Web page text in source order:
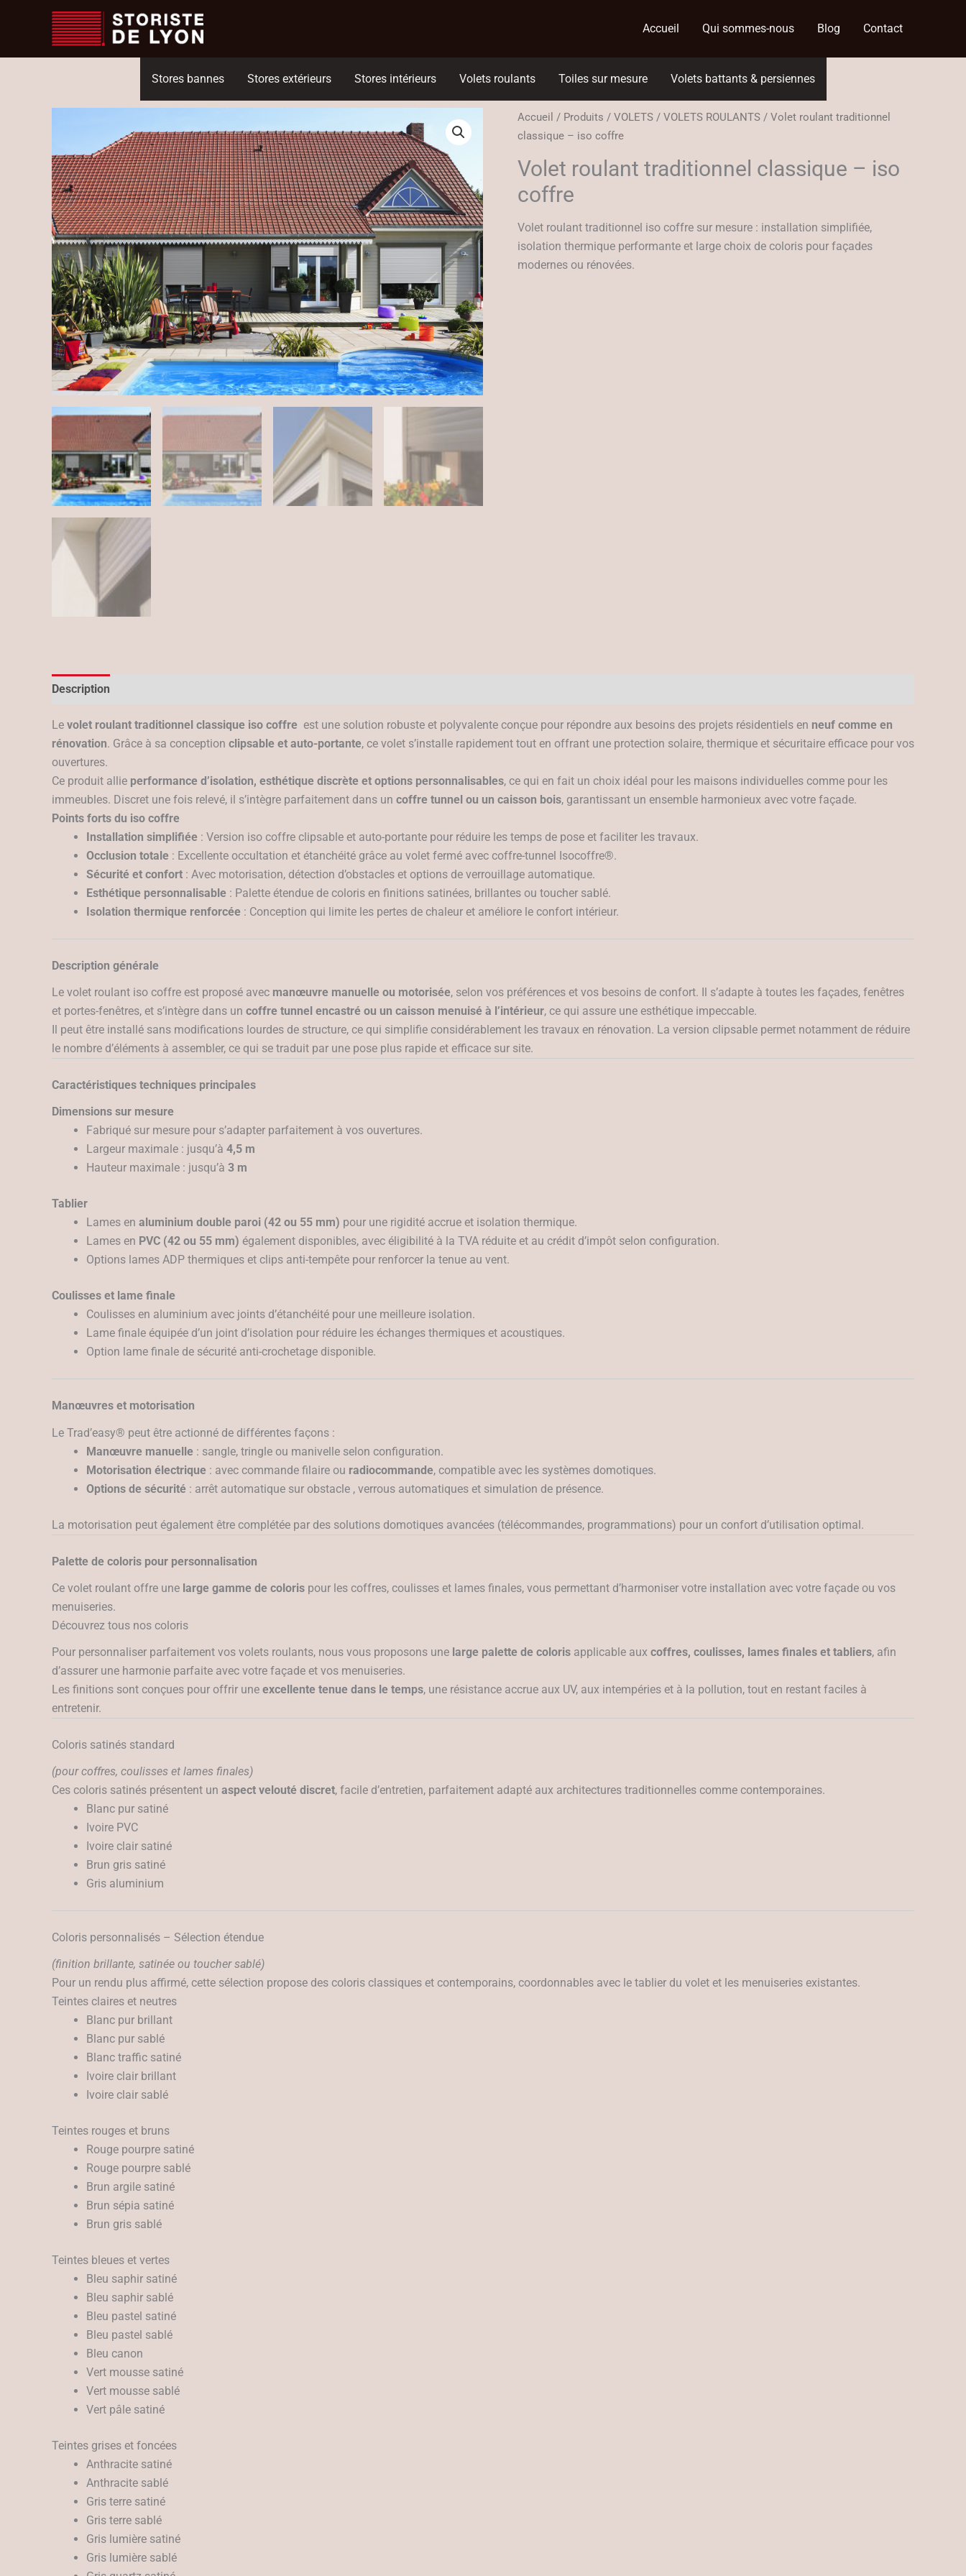
Accueil Qui sommes-nous Blog Contact
Stores bannes Stores extérieurs Stores intérieurs Volets roulants Toiles sur mesure Volets battants & persiennes
Accueil / Produits / VOLETS / VOLETS ROULANTS / Volet roulant traditionnel
classique – iso coffre
Volet roulant traditionnel classique – iso
coffre
Volet roulant traditionnel iso coffre sur mesure : installation simplifiée,
isolation thermique performante et large choix de coloris pour façades
modernes ou rénovées.
Description
Le volet roulant traditionnel classique iso coffre est une solution robuste et polyvalente conçue pour répondre aux besoins des projets résidentiels en neuf comme en
rénovation. Grâce à sa conception clipsable et auto-portante, ce volet s’installe rapidement tout en offrant une protection solaire, thermique et sécuritaire efficace pour vos
ouvertures.
Ce produit allie performance d’isolation, esthétique discrète et options personnalisables, ce qui en fait un choix idéal pour les maisons individuelles comme pour les
immeubles. Discret une fois relevé, il s’intègre parfaitement dans un coffre tunnel ou un caisson bois, garantissant un ensemble harmonieux avec votre façade.
Points forts du iso coffre
Installation simplifiée : Version iso coffre clipsable et auto-portante pour réduire les temps de pose et faciliter les travaux.
Occlusion totale : Excellente occultation et étanchéité grâce au volet fermé avec coffre-tunnel Isocoffre®.
Sécurité et confort : Avec motorisation, détection d’obstacles et options de verrouillage automatique.
Esthétique personnalisable : Palette étendue de coloris en finitions satinées, brillantes ou toucher sablé.
Isolation thermique renforcée : Conception qui limite les pertes de chaleur et améliore le confort intérieur.
Description générale
Le volet roulant iso coffre est proposé avec manœuvre manuelle ou motorisée, selon vos préférences et vos besoins de confort. Il s’adapte à toutes les façades, fenêtres
et portes-fenêtres, et s’intègre dans un coffre tunnel encastré ou un caisson menuisé à l’intérieur, ce qui assure une esthétique impeccable.
Il peut être installé sans modifications lourdes de structure, ce qui simplifie considérablement les travaux en rénovation. La version clipsable permet notamment de réduire
le nombre d’éléments à assembler, ce qui se traduit par une pose plus rapide et efficace sur site.
Caractéristiques techniques principales
Dimensions sur mesure
Fabriqué sur mesure pour s’adapter parfaitement à vos ouvertures.
Largeur maximale : jusqu’à 4,5 m
Hauteur maximale : jusqu’à 3 m
Tablier
Lames en aluminium double paroi (42 ou 55 mm) pour une rigidité accrue et isolation thermique.
Lames en PVC (42 ou 55 mm) également disponibles, avec éligibilité à la TVA réduite et au crédit d’impôt selon configuration.
Options lames ADP thermiques et clips anti-tempête pour renforcer la tenue au vent.
Coulisses et lame finale
Coulisses en aluminium avec joints d’étanchéité pour une meilleure isolation.
Lame finale équipée d’un joint d’isolation pour réduire les échanges thermiques et acoustiques.
Option lame finale de sécurité anti-crochetage disponible.
Manœuvres et motorisation
Le Trad’easy® peut être actionné de différentes façons :
Manœuvre manuelle : sangle, tringle ou manivelle selon configuration.
Motorisation électrique : avec commande filaire ou radiocommande, compatible avec les systèmes domotiques.
Options de sécurité : arrêt automatique sur obstacle , verrous automatiques et simulation de présence.
La motorisation peut également être complétée par des solutions domotiques avancées (télécommandes, programmations) pour un confort d’utilisation optimal.
Palette de coloris pour personnalisation
Ce volet roulant offre une large gamme de coloris pour les coffres, coulisses et lames finales, vous permettant d’harmoniser votre installation avec votre façade ou vos
menuiseries.
Découvrez tous nos coloris
Pour personnaliser parfaitement vos volets roulants, nous vous proposons une large palette de coloris applicable aux coffres, coulisses, lames finales et tabliers, afin
d’assurer une harmonie parfaite avec votre façade et vos menuiseries.
Les finitions sont conçues pour offrir une excellente tenue dans le temps, une résistance accrue aux UV, aux intempéries et à la pollution, tout en restant faciles à
entretenir.
Coloris satinés standard
(pour coffres, coulisses et lames finales)
Ces coloris satinés présentent un aspect velouté discret, facile d’entretien, parfaitement adapté aux architectures traditionnelles comme contemporaines.
Blanc pur satiné
Ivoire PVC
Ivoire clair satiné
Brun gris satiné
Gris aluminium
Coloris personnalisés – Sélection étendue
(finition brillante, satinée ou toucher sablé)
Pour un rendu plus affirmé, cette sélection propose des coloris classiques et contemporains, coordonnables avec le tablier du volet et les menuiseries existantes.
Teintes claires et neutres
Blanc pur brillant
Blanc pur sablé
Blanc traffic satiné
Ivoire clair brillant
Ivoire clair sablé
Teintes rouges et bruns
Rouge pourpre satiné
Rouge pourpre sablé
Brun argile satiné
Brun sépia satiné
Brun gris sablé
Teintes bleues et vertes
Bleu saphir satiné
Bleu saphir sablé
Bleu pastel satiné
Bleu pastel sablé
Bleu canon
Vert mousse satiné
Vert mousse sablé
Vert pâle satiné
Teintes grises et foncées
Anthracite satiné
Anthracite sablé
Gris terre satiné
Gris terre sablé
Gris lumière satiné
Gris lumière sablé